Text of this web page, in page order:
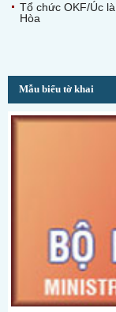
Tổ chức OKF/Úc
Hòa
Mẫu biểu tờ khai